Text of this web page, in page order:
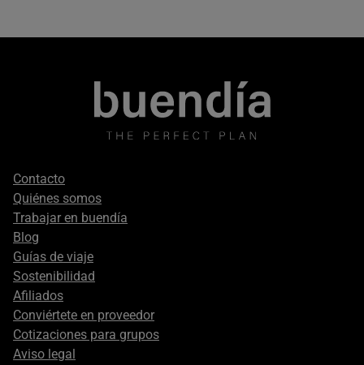
Footer
secondary
Contacto
Quiénes somos
Trabajar en buendía
Blog
Guías de viaje
Sostenibilidad
Afiliados
Conviértete en proveedor
Cotizaciones para grupos
Aviso legal